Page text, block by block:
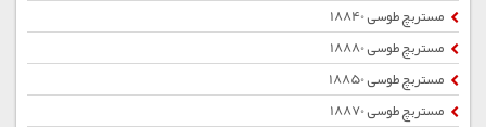
مستربچ طوسی 18840
مستربچ طوسی 18880
مستربچ طوسی 18850
مستربچ طوسی 18870